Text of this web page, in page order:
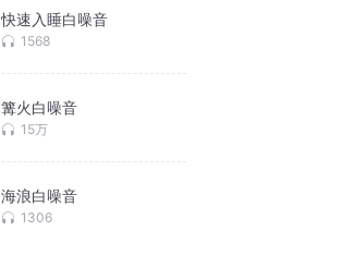
快速入睡白噪音
1568
篝火白噪音
15万
海浪白噪音
1306